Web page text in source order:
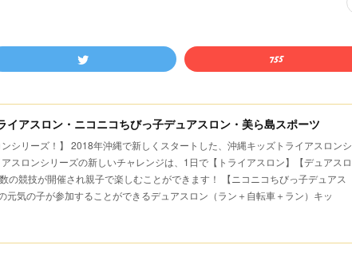
イアスロン・ニコニコちびっ子デュアスロン・美ら島スポーツ
ンシリーズ！】 2018年沖縄で新しくスタートした、沖縄キッズトライアスロンシ
スロンシリーズの新しいチャレンジは、1日で【トライアスロン】【デュアスロ
の競技が開催され親子で楽しむことができます！ 【ニコニコちびっ子デュアス
元気の子が参加することができるデュアスロン（ラン＋自転車＋ラン）キッ